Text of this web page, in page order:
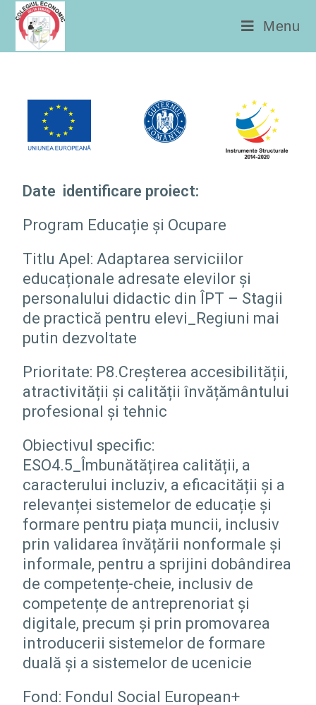
conținut
Menu
Date identificare proiect:
Program Educație și Ocupare
Titlu Apel: Adaptarea serviciilor
educaționale adresate elevilor și
personalului didactic din ÎPT – Stagii
de practică pentru elevi_Regiuni mai
putin dezvoltate
Prioritate: P8.Creșterea accesibilității,
atractivității și calității învățământului
profesional și tehnic
Obiectivul specific:
ESO4.5_Îmbunătățirea calității, a
caracterului incluziv, a eficacității și a
relevanței sistemelor de educație și
formare pentru piața muncii, inclusiv
prin validarea învățării nonformale și
informale, pentru a sprijini dobândirea
de competențe-cheie, inclusiv de
competențe de antreprenoriat și
digitale, precum și prin promovarea
introducerii sistemelor de formare
duală și a sistemelor de ucenicie
Fond: Fondul Social European+